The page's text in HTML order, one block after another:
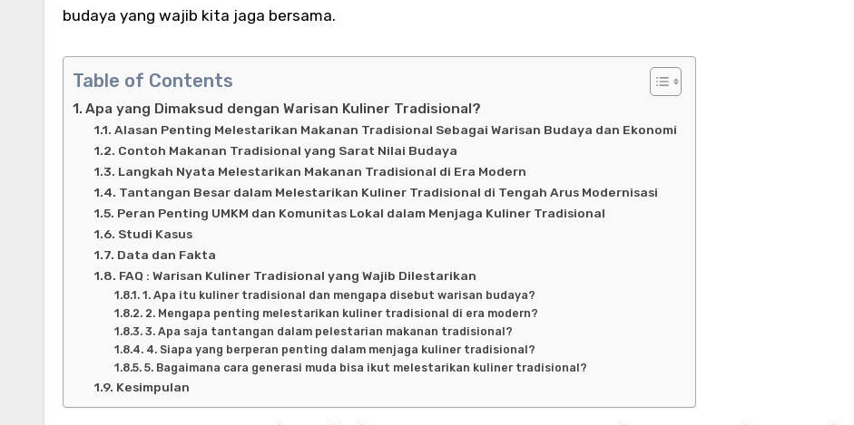
budaya yang wajib kita jaga bersama.
Table of Contents
Apa yang Dimaksud dengan Warisan Kuliner Tradisional?
Alasan Penting Melestarikan Makanan Tradisional Sebagai Warisan Budaya dan Ekonomi
Contoh Makanan Tradisional yang Sarat Nilai Budaya
Langkah Nyata Melestarikan Makanan Tradisional di Era Modern
Tantangan Besar dalam Melestarikan Kuliner Tradisional di Tengah Arus Modernisasi
Peran Penting UMKM dan Komunitas Lokal dalam Menjaga Kuliner Tradisional
Studi Kasus
Data dan Fakta
FAQ : Warisan Kuliner Tradisional yang Wajib Dilestarikan
1. Apa itu kuliner tradisional dan mengapa disebut warisan budaya?
2. Mengapa penting melestarikan kuliner tradisional di era modern?
3. Apa saja tantangan dalam pelestarian makanan tradisional?
4. Siapa yang berperan penting dalam menjaga kuliner tradisional?
5. Bagaimana cara generasi muda bisa ikut melestarikan kuliner tradisional?
Kesimpulan